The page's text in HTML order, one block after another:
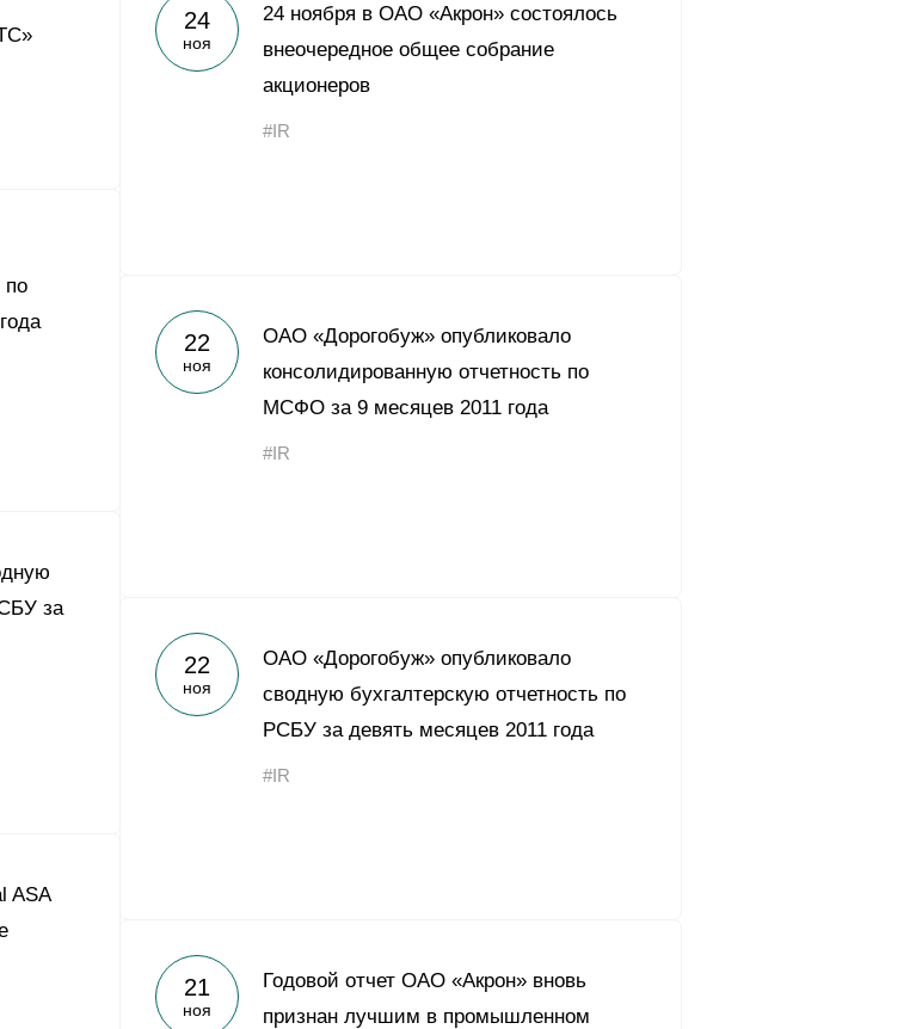
Yong Sheng Feng
Acron Argentina S.R.L
24
ноя
24 ноября в ОАО «Акрон» состоялось
внеочередное общее собрание
акционеров
#IR
по
22
ноя
ОАО «Дорогобуж» опубликовало
консолидированную отчетность по
МСФО за 9 месяцев 2011 года
#IR
за
22
ноя
ОАО «Дорогобуж» опубликовало
сводную бухгалтерскую отчетность по
РСБУ за девять месяцев 2011 года
#IR
ASA
21
ноя
Годовой отчет ОАО «Акрон» вновь
признан лучшим в промышленном